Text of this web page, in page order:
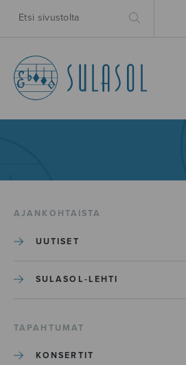
AJANKOHTAISTA
UUTISET
SULASOL-LEHTI
TAPAHTUMAT
KONSERTIT